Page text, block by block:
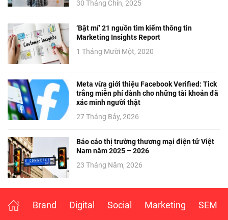
30 Tháng Chín, 2025
‘Bật mí’ 21 nguồn tìm kiếm thông tin
Marketing Insights Report
1 Tháng Mười Một, 2020
Meta vừa giới thiệu Facebook Verified: Tick
trắng miễn phí dành cho những tài khoản đã
xác minh người thật
27 Tháng Bảy, 2026
Báo cáo thị trường thương mại điện tử Việt
Nam năm 2025 – 2026
23 Tháng Năm, 2026
Brand Digital Social Marketing
SEM